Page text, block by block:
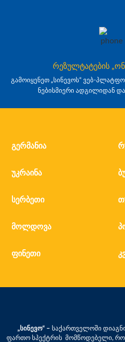
რეზულტატების
გამოიყენეთ „სინევოს“ ვებ-
ნებისმიერი ადგილიდან
გერმანია
უკრაინა
სერბეთი
მოლდოვა
ფინეთი
„სინევო“ – საქართველოში
ფართო სპექტრის მომწოდებელი,